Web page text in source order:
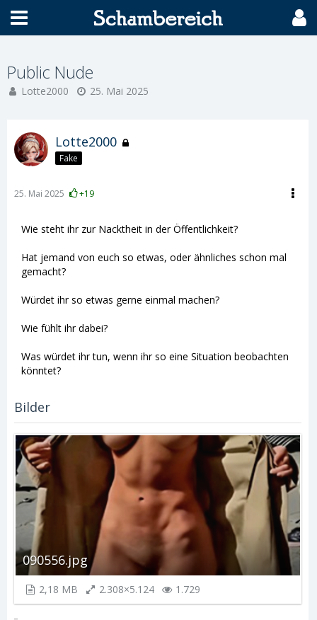
Public Nude
Lotte2000 25. Mai 2025
Lotte2000
Fake
25. Mai 2025 +19
Wie steht ihr zur Nacktheit in der Öffentlichkeit?
Hat jemand von euch so etwas, oder ähnliches schon mal
gemacht?
Würdet ihr so etwas gerne einmal machen?
Wie fühlt ihr dabei?
Was würdet ihr tun, wenn ihr so eine Situation beobachten
könntet?
Bilder
090556.jpg
2,18 MB 2.308×5.124 1.729